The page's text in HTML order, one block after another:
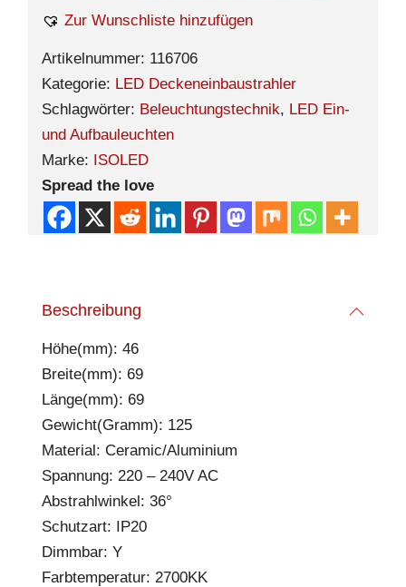
Zur Wunschliste hinzufügen
Artikelnummer: 116706
Kategorie: LED Deckeneinbaustrahler
Schlagwörter: Beleuchtungstechnik, LED Ein-
und Aufbauleuchten
Marke: ISOLED
Spread the love
Beschreibung
Höhe(mm): 46
Breite(mm): 69
Länge(mm): 69
Gewicht(Gramm): 125
Material: Ceramic/Aluminium
Spannung: 220 – 240V AC
Abstrahlwinkel: 36°
Schutzart: IP20
Dimmbar: Y
Farbtemperatur: 2700KK